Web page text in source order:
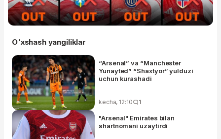
O'xshash yangiliklar
“Arsenal” va “Manchester
Yunayted” “Shaxtyor” yulduzi
uchun kurashadi
kecha, 12:10 1
"Arsenal" Emirates bilan
shartnomani uzaytirdi